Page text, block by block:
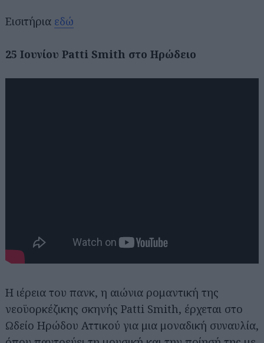
Εισιτήρια εδώ
25 Ιουνίου Patti Smith στο Ηρώδειο
Η ιέρεια του πανκ, η αιώνια ρομαντική της
νεοϋορκέζικης σκηνής Patti Smith, έρχεται στο
Ωδείο Ηρώδου Αττικού για μια μοναδική συναυλία,